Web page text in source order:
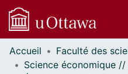
Communautés
et collections
Accueil